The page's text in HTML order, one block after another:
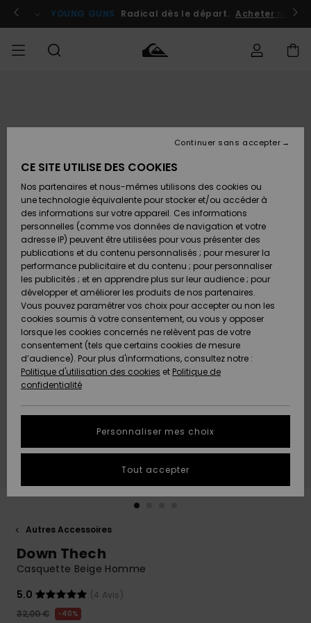
l'information
le
Se connecter / s'inscrire
YOUNG GUNS Radical dès le départ. Acheter
Chaussures
& Tongs
Surf
Snow
Nouveautés
A
Découvrir
Chaussures
& Tongs
Surf
Snow
Nouveautés
A
Découvrir
FEMME
A
Découvrir
Snow
SURF
Surf
Shop
Enfant
Highlights
Communauté
SNOW
Snow
Shop
Enfant
Snow
Shop
Femme
A
Découvrir
Communauté
OUTLET
Enfant
Outlet
Femme
AIDE &
CONTACT
Retours
Paiement
Carte
Cadeau
Quiksilver
Freedom
Protection
des
tailles
conversation
obtenir la
plus rapide
à votre
Démarrer
MAGASINS
QUIKSILVER
Autres Accessoires
Down Thech
Casquette Beige Homme
5.0
(4 Avis)
32,00 €
40%
CE SITE UTILISE DES COOKIES
Nos partenaires et nous-mêmes utilisons des cookies ou
une technologie équivalente pour stocker et/ou accéder à
des informations sur votre appareil. Ces informations
personnelles (comme vos données de navigation et votre
adresse IP) peuvent être utilisées pour vous présenter des
publications et du contenu personnalisés ; pour mesurer la
performance publicitaire et du contenu ; pour personnaliser
les publicités ; et en apprendre plus sur leur audience ; pour
développer et améliorer les produits de nos partenaires.
Vous pouvez paramétrer vos choix pour accepter ou non les
cookies soumis à votre consentement, ou vous y opposer
lorsque les cookies concernés ne relèvent pas de votre
consentement (tels que certains cookies de mesure
d’audience). Pour plus d'informations, consultez notre :
Politique d'utilisation des cookies et Politique de
confidentialité
Personnaliser mes choix
Continuer sans accepter
Tout accepter